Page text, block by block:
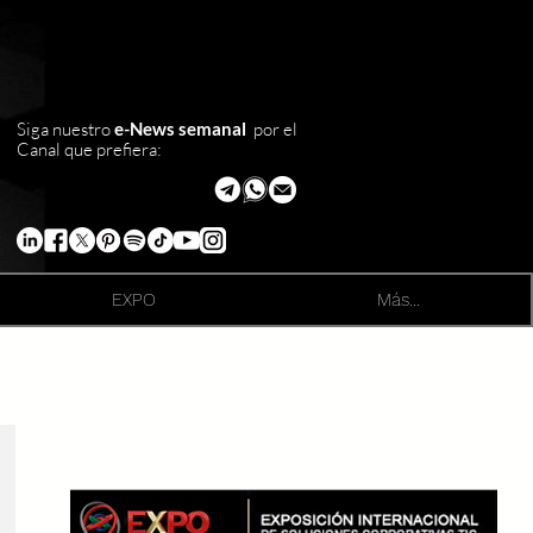
Siga nuestroe-News semanal por el
Canal que prefiera:
EXPO Más...